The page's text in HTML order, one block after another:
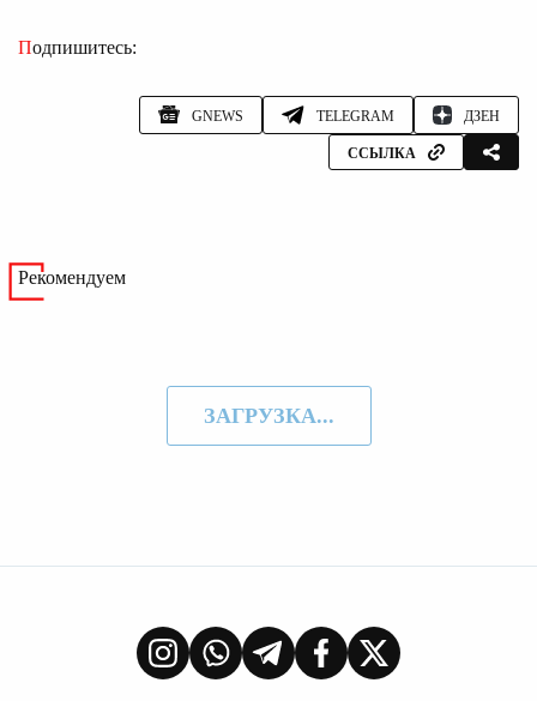
Подпишитесь:
GNEWS TELEGRAM ДЗЕН
ССЫЛКА
Рекомендуем
ЗАГРУЗКА...